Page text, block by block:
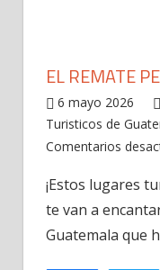
EL REMATE
6 mayo 2026
Turisticos de
Comentarios
¡Estos lugares
te van a
Guatemala que